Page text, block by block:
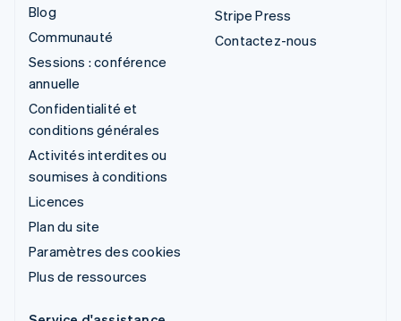
Blog
Communauté
Sessions : conférence
annuelle
Confidentialité et
conditions générales
Activités interdites ou
soumises à conditions
Licences
Plan du site
Paramètres des cookies
Plus de ressources
Stripe Press
Contactez-nous